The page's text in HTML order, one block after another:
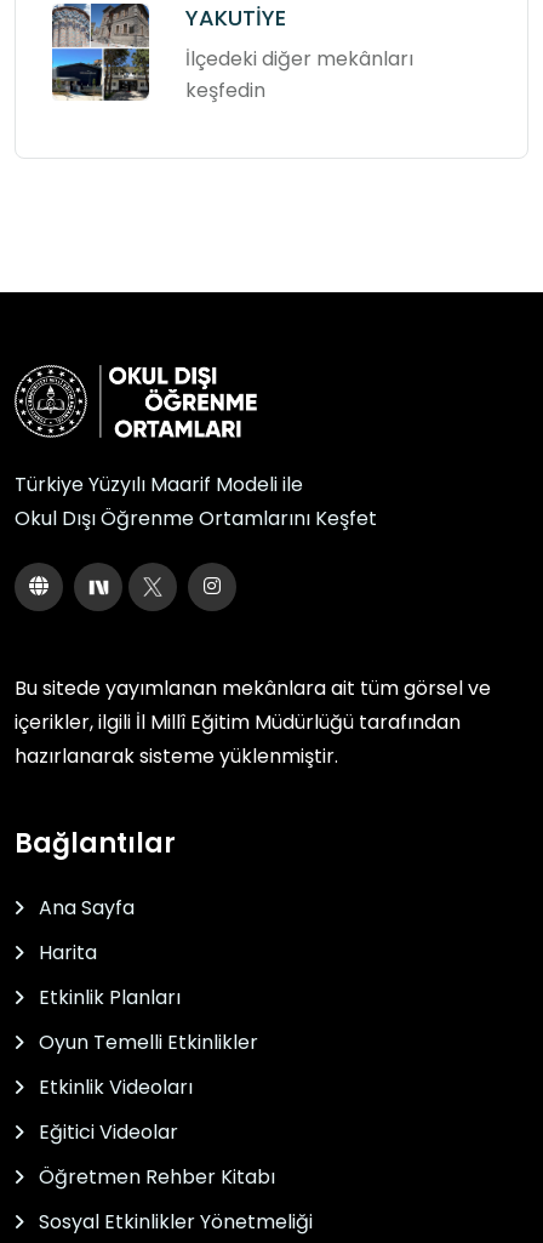
YAKUTİYE
İlçedeki diğer mekânları
keşfedin
Türkiye Yüzyılı Maarif Modeli ile
Okul Dışı Öğrenme Ortamlarını Keşfet
Bu sitede yayımlanan mekânlara ait tüm görsel ve
içerikler, ilgili İl Millî Eğitim Müdürlüğü tarafından
hazırlanarak sisteme yüklenmiştir.
Bağlantılar
Ana Sayfa
Harita
Etkinlik Planları
Oyun Temelli Etkinlikler
Etkinlik Videoları
Eğitici Videolar
Öğretmen Rehber Kitabı
Sosyal Etkinlikler Yönetmeliği